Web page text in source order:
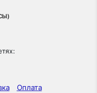
Оплата